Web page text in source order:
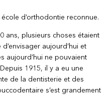
d’orthodontie reconnue.
ans, plusieurs choses étaient
aujourd’hui et
aujourd’hui ne pouvaient
1915, il y a eu une
de la dentisterie et des
s’est grandement